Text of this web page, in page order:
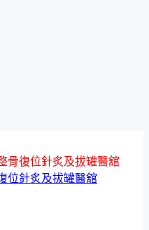
骨復位針炙及拔罐醫舘
位針炙及拔罐醫舘